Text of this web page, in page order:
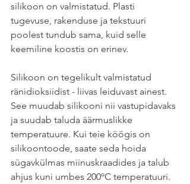
silikoon on valmistatud. Plasti
tugevuse, rakenduse ja tekstuuri
poolest tundub sama, kuid selle
keemiline koostis on erinev.
Silikoon on tegelikult valmistatud
ränidioksiidist - liivas leiduvast ainest.
See muudab silikooni nii vastupidavaks
ja suudab taluda äärmuslikke
temperatuure. Kui teie köögis on
silikoontoode, saate seda hoida
sügavkülmas miinuskraadides ja talub
ahjus kuni umbes 200ºC temperatuuri.